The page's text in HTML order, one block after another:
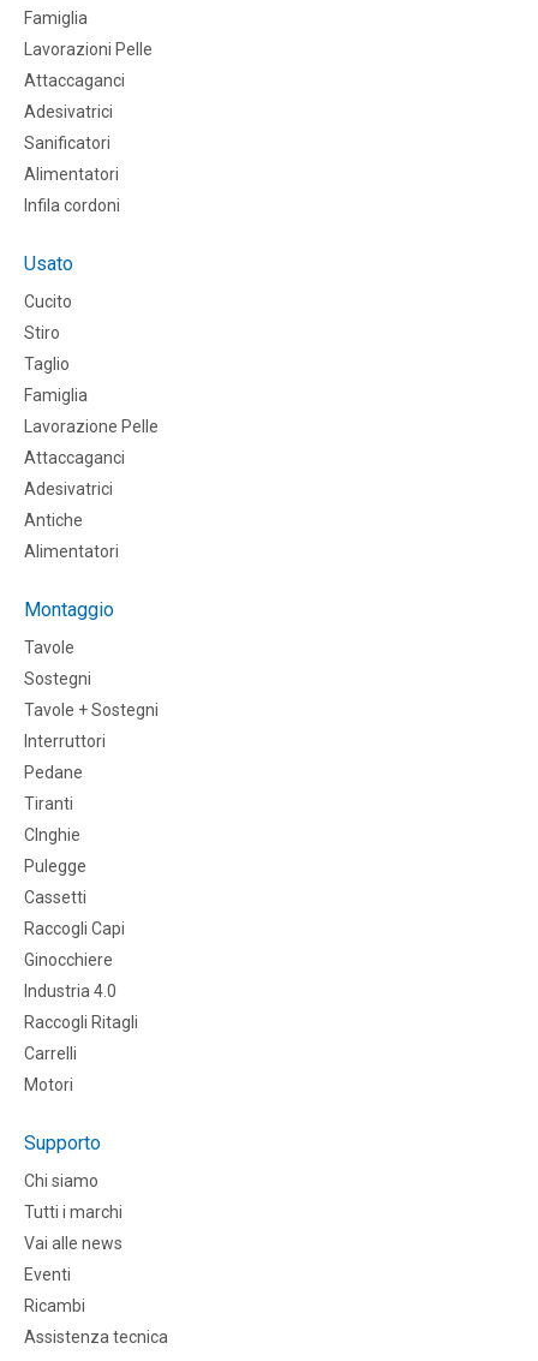
Famiglia
Lavorazioni Pelle
Attaccaganci
Adesivatrici
Sanificatori
Alimentatori
Infila cordoni
Usato
Cucito
Stiro
Taglio
Famiglia
Lavorazione Pelle
Attaccaganci
Adesivatrici
Antiche
Alimentatori
Montaggio
Tavole
Sostegni
Tavole + Sostegni
Interruttori
Pedane
Tiranti
CInghie
Pulegge
Cassetti
Raccogli Capi
Ginocchiere
Industria 4.0
Raccogli Ritagli
Carrelli
Motori
Supporto
Chi siamo
Tutti i marchi
Vai alle news
Eventi
Ricambi
Assistenza tecnica